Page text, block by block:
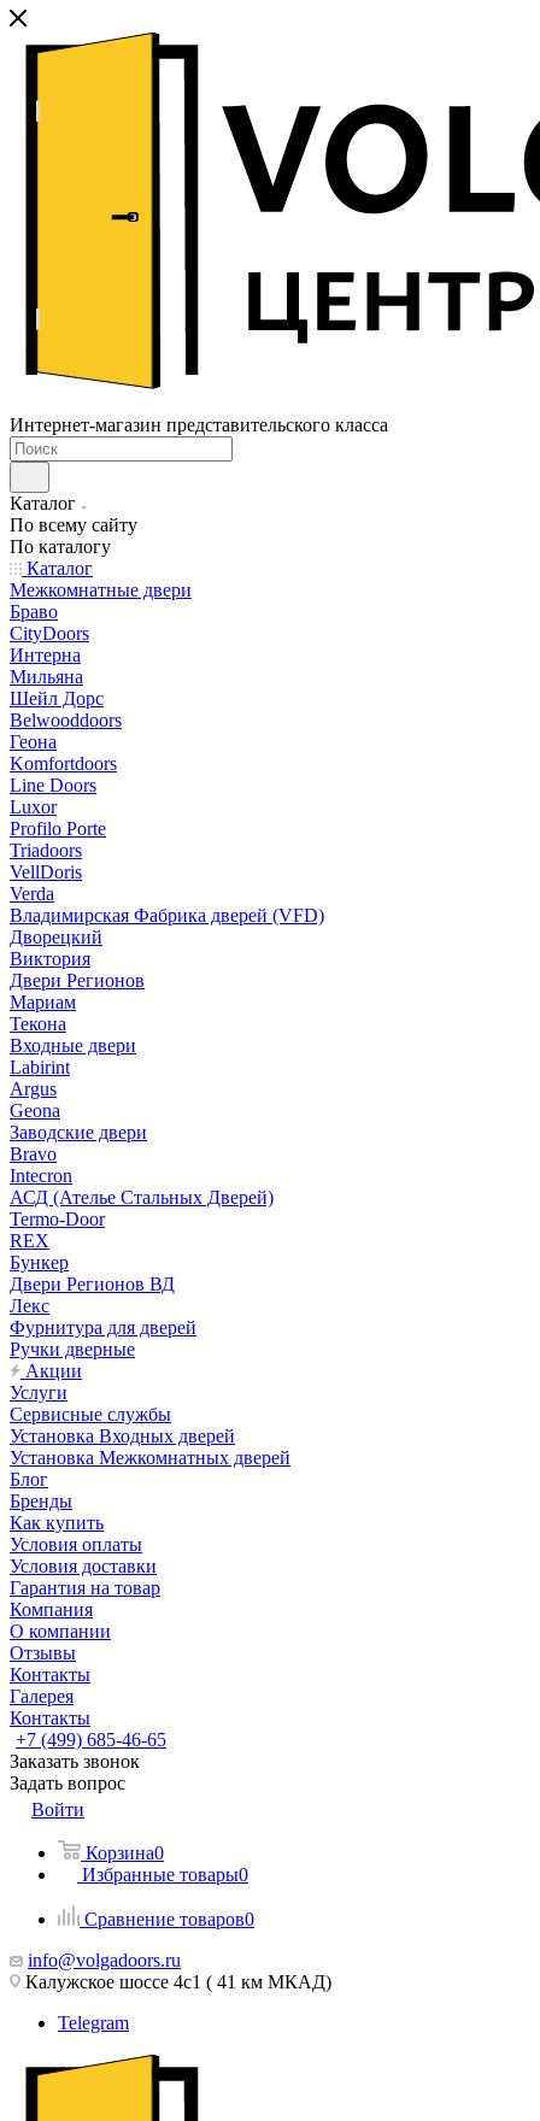
Интернет-магазин представительского класса
Каталог
По всему сайту
По каталогу
Каталог
Межкомнатные двери
Браво
CityDoors
Интерна
Мильяна
Шейл Дорс
Belwooddoors
Геона
Komfortdoors
Line Doors
Luxor
Profilo Porte
Triadoors
VellDoris
Verda
Владимирская Фабрика дверей (VFD)
Дворецкий
Виктория
Двери Регионов
Мариам
Текона
Входные двери
Labirint
Argus
Geona
Заводские двери
Bravo
Intecron
АСД (Ателье Стальных Дверей)
Termo-Door
REX
Бункер
Двери Регионов ВД
Лекс
Фурнитура для дверей
Ручки дверные
Акции
Услуги
Сервисные службы
Установка Входных дверей
Установка Межкомнатных дверей
Блог
Бренды
Как купить
Условия оплаты
Условия доставки
Гарантия на товар
Компания
О компании
Отзывы
Контакты
Галерея
Контакты
+7 (499) 685-46-65
Заказать звонок
Задать вопрос
Войти
Корзина0
Избранные товары0
Сравнение товаров0
info@volgadoors.ru
Калужское шоссе 4с1 ( 41 км МКАД)
Telegram